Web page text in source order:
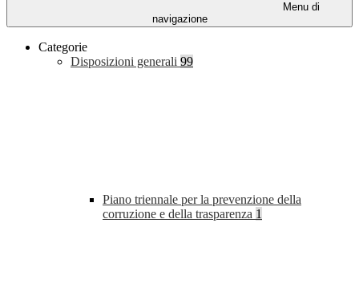
Menu di
navigazione
Categorie
Disposizioni generali 99
Piano triennale per la prevenzione della
corruzione e della trasparenza 1